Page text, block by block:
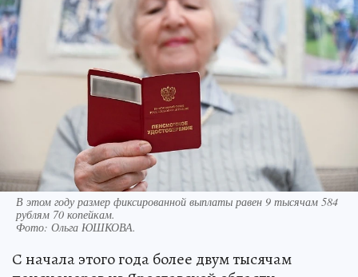
В этом году размер фиксированной выплаты равен 9 тысячам 584
рублям 70 копейкам.
Фото: Ольга ЮШКОВА.
С начала этого года более двум тысячам